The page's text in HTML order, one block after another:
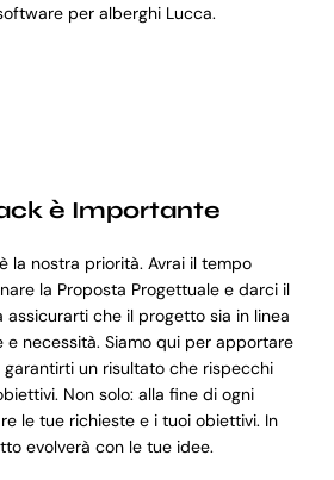
per alberghi Lucca.
è Importante
la nostra priorità. Avrai il tempo
la Proposta Progettuale e darci il
che il progetto sia in linea
necessità. Siamo qui per apportare
un risultato che rispecchi
Non solo: alla fine di ogni
le tue richieste e i tuoi obiettivi. In
evolverà con le tue idee.